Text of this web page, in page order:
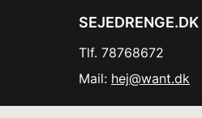
SEJEDRENGE.DK
Tlf. 78768672
Mail: hej@want.dk